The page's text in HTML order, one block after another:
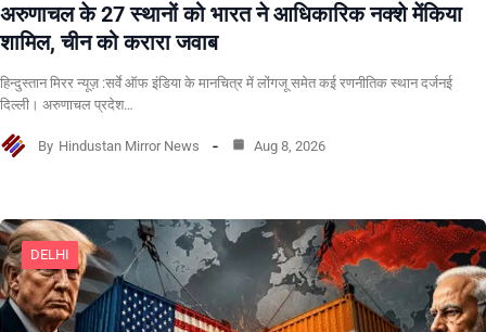
अरुणाचल के 27 स्थानों को भारत ने आधिकारिक नक्शे मेंकिया
शामिल, चीन को करारा जवाब
हिन्दुस्तान मिरर न्यूज़ :सर्वे ऑफ इंडिया के मानचित्र में लोंगजू समेत कई रणनीतिक स्थान दर्जनई
दिल्ली। अरुणाचल प्रदेश…
By Hindustan Mirror News Aug 8, 2026
DELHI